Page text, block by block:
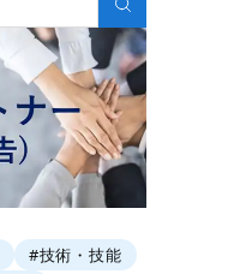
#技術・技能